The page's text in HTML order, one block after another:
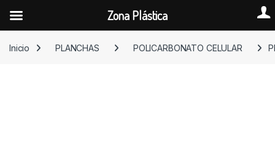
Inicio
PLANCHAS POLICARBONATO CELULAR
Zona Plástica